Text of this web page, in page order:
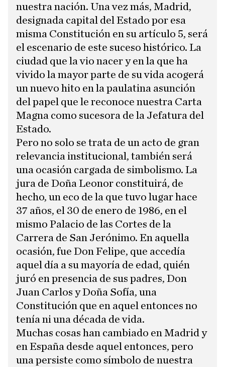
nuestra nación. Una vez más, Madrid,
designada capital del Estado por esa
misma Constitución en su artículo 5, será
el escenario de este suceso histórico. La
ciudad que la vio nacer y en la que ha
vivido la mayor parte de su vida acogerá
un nuevo hito en la paulatina asunción
del papel que le reconoce nuestra Carta
Magna como sucesora de la Jefatura del
Estado.
Pero no solo se trata de un acto de gran
relevancia institucional, también será
una ocasión cargada de simbolismo. La
jura de Doña Leonor constituirá, de
hecho, un eco de la que tuvo lugar hace
37 años, el 30 de enero de 1986, en el
mismo Palacio de las Cortes de la
Carrera de San Jerónimo. En aquella
ocasión, fue Don Felipe, que accedía
aquel día a su mayoría de edad, quién
juró en presencia de sus padres, Don
Juan Carlos y Doña Sofía, una
Constitución que en aquel entonces no
tenía ni una década de vida.
Muchas cosas han cambiado en Madrid y
en España desde aquel entonces, pero
una persiste como símbolo de nuestra